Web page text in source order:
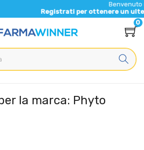
Benvenuto nel nuovo sito
per ottenere un ulteriore 5% di
0
Phyto Garda
la marca: Phyto